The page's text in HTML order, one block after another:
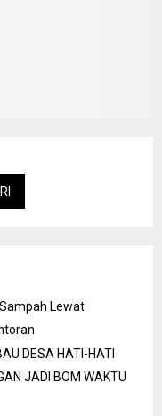
Lewat
DESA HATI-HATI
JADI BOM WAKTU